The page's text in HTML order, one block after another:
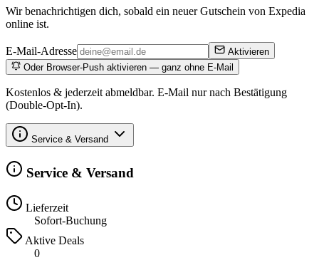
Wir benachrichtigen dich, sobald ein neuer Gutschein von Expedia
online ist.
E-Mail-Adresse
Aktivieren
Oder Browser-Push aktivieren — ganz ohne E-Mail
Kostenlos & jederzeit abmeldbar. E-Mail nur nach Bestätigung
(Double-Opt-In).
Service & Versand
Service & Versand
Lieferzeit
Sofort-Buchung
Aktive Deals
0